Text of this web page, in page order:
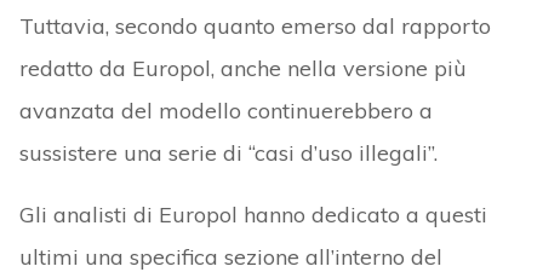
Tuttavia, secondo quanto emerso dal rapporto
redatto da Europol, anche nella versione più
avanzata del modello continuerebbero a
sussistere una serie di “casi d’uso illegali”.
Gli analisti di Europol hanno dedicato a questi
ultimi una specifica sezione all’interno del